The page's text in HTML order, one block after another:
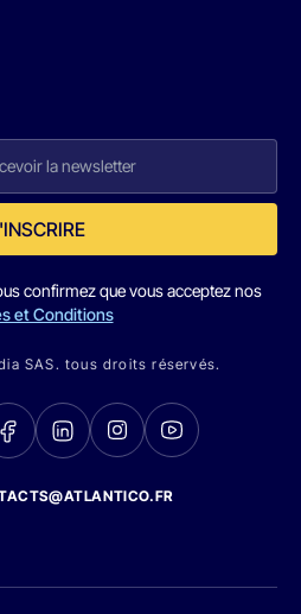
confirmez que vous acceptez nos
et Conditions
SAS. tous droits réservés.